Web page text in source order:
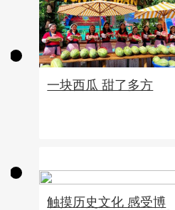
一块西瓜 甜了多方
触摸历史文化 感受博